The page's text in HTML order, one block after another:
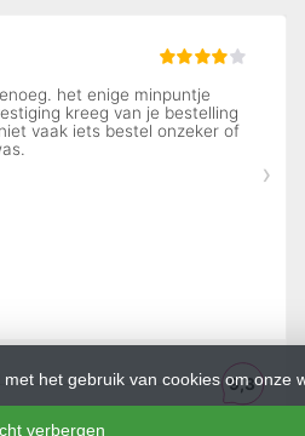
het gebruik van cookies om onze
verbergen